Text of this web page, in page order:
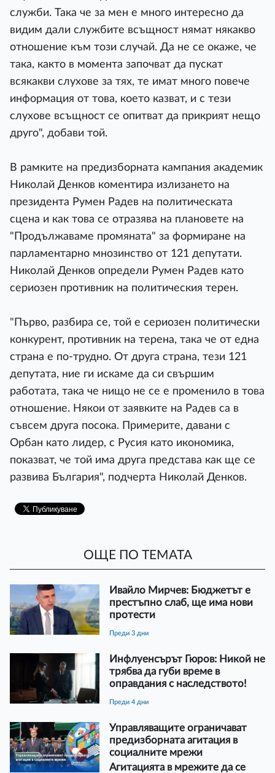
служби. Така че за мен е много интересно да
видим дали службите всъщност нямат някакво
отношение към този случай. Да не се окаже, че
така, както в момента започват да пускат
всякакви слухове за тях, те имат много повече
информация от това, което казват, и с тези
слухове всъщност се опитват да прикрият нещо
друго", добави той.
В рамките на предизборната кампания академик
Николай Денков коментира излизането на
президента Румен Радев на политическата
сцена и как това се отразява на плановете на
"Продължаваме промяната" за формиране на
парламентарно мнозинство от 121 депутати.
Николай Денков определи Румен Радев като
сериозен противник на политическия терен.
"Първо, разбира се, той е сериозен политически
конкурент, противник на терена, така че от една
страна е по-трудно. От друга страна, тези 121
депутата, ние ги искаме да си свършим
работата, така че нищо не се е променило в това
отношение. Някои от заявките на Радев са в
съвсем друга посока. Примерите, давани с
Орбан като лидер, с Русия като икономика,
показват, че той има друга представа как ще се
развива България", подчерта Николай Денков.
ОЩЕ ПО ТЕМАТА
Ивайло Мирчев: Бюджетът е
престъпно слаб, ще има нови
протести
преди 3 дни
Инфлуенсърът Гюров: Никой не
трябва да губи време в
оправдания с наследството!
преди 4 дни
Управляващите ограничават
предизборната агитация в
социалните мрежи
Агитацията в мрежите да се